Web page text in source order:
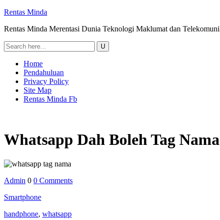
Rentas Minda
Rentas Minda Merentasi Dunia Teknologi Maklumat dan
Home
Pendahuluan
Privacy Policy
Site Map
Rentas Minda Fb
Whatsapp Dah Boleh Tag Nama
Admin 0 0 Comments
Smartphone
handphone, whatsapp